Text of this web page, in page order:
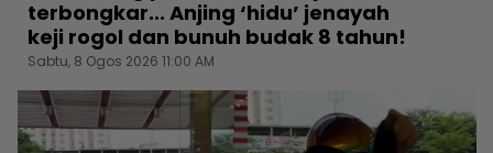
terbongkar... Anjing ‘hidu’ jenayah
keji rogol dan bunuh budak 8 tahun!
Sabtu, 8 Ogos 2026 11:00 AM